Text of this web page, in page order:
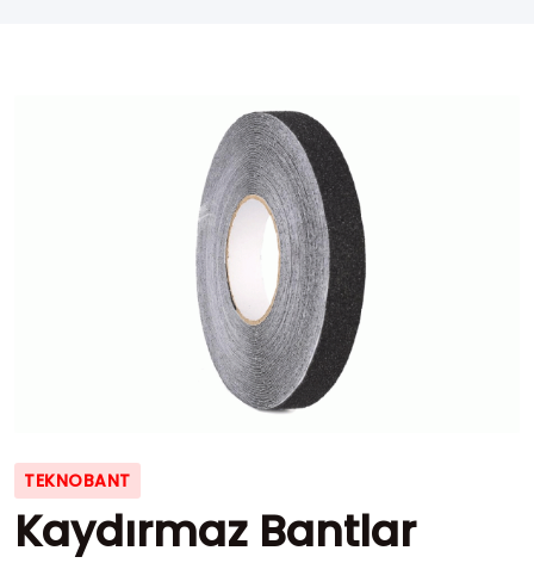
TEKNOBANT
Kaydırmaz Bantlar